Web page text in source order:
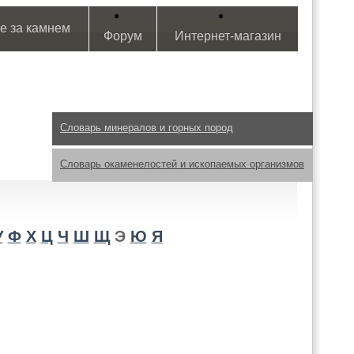
за камнем
Форум Интернет-магазин
Словарь минералов и горных пород
Словарь окаменелостей и ископаемых организмов
Ф Х Ц Ч Ш Щ Э Ю Я